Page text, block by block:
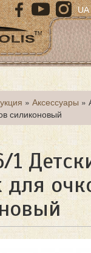
UA
» Аксессуары »
силиконовый
1
для